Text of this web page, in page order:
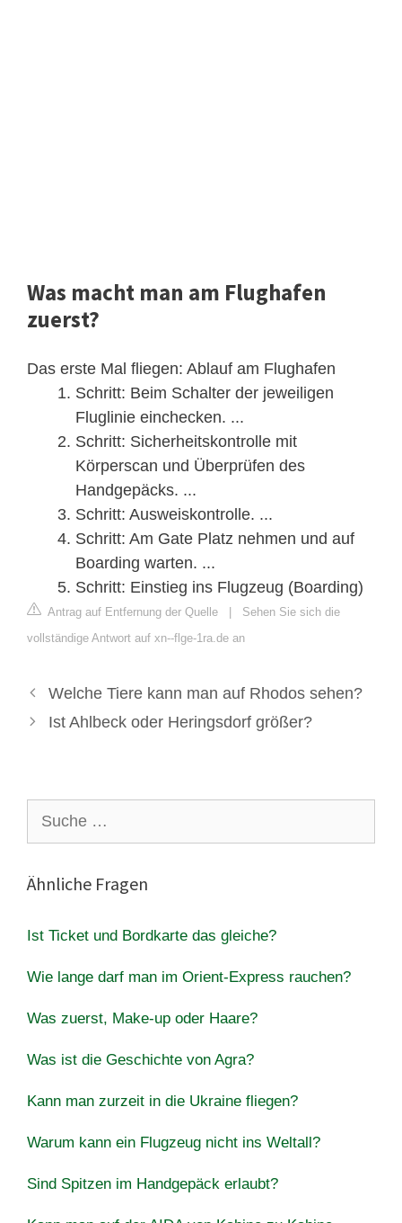
Was macht man am Flughafen
zuerst?
Das erste Mal fliegen: Ablauf am Flughafen
Schritt: Beim Schalter der jeweiligen
Fluglinie einchecken. ...
Schritt: Sicherheitskontrolle mit
Körperscan und Überprüfen des
Handgepäcks. ...
Schritt: Ausweiskontrolle. ...
Schritt: Am Gate Platz nehmen und auf
Boarding warten. ...
Schritt: Einstieg ins Flugzeug (Boarding)
Antrag auf Entfernung der Quelle | Sehen Sie sich die
vollständige Antwort auf xn--flge-1ra.de an
Welche Tiere kann man auf Rhodos sehen?
Ist Ahlbeck oder Heringsdorf größer?
nach:
Ähnliche Fragen
Ist Ticket und Bordkarte das gleiche?
Wie lange darf man im Orient-Express rauchen?
Was zuerst, Make-up oder Haare?
Was ist die Geschichte von Agra?
Kann man zurzeit in die Ukraine fliegen?
Warum kann ein Flugzeug nicht ins Weltall?
Sind Spitzen im Handgepäck erlaubt?